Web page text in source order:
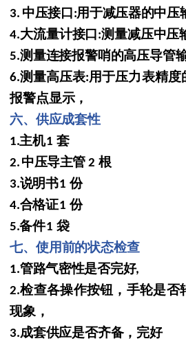
3. 中压接口:用于减压器的中压
4.大流量计接口:测量减压中压
5.测量连接报警哨的高压导管
6.测量高压表:用于压力表精度
报警点显示，
六、供应成套性
1.主机1 套
2. 中压导主管 2 根
3.说明书1 份
4.合格证1 份
5.备件1 袋
七、使用前的状态检查
1.管路气密性是否完好,
2.检查各操作按钮，手轮是否
现象，
3.成套供应是否齐备，完好